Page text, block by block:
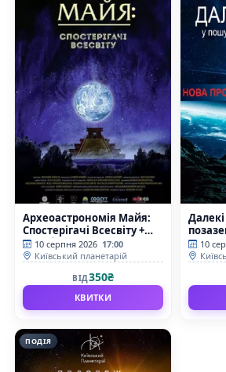
Археоастрономія Майя:
Спостерігачі Всесвіту +
Скарби Всесвіту
(Київський планетарій)
10 серпня 2026 17:00
Київський планетарій
ВІД350₴
КВИТКИ
10
ПОДІЯ